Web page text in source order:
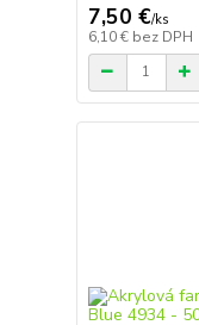
7,50 €/ks
6,10 € bez DPH